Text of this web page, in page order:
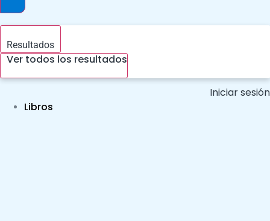
Resultados
Ver todos los resultados
Iniciar sesión
Libros